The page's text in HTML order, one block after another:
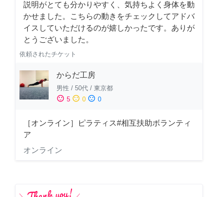
説明がとても分かりやすく、気持ちよく身体を動
かせました。こちらの動きをチェックしてアドバ
イスしていただけるのが嬉しかったです。ありが
とうございました。
依頼されたチケット
からだ工房
男性 / 50代 / 東京都
sentiment_satisfied 5 sentiment_neutral 0 sentiment_dissatisfied 0
［オンライン］ピラティス#相互扶助ボランティ
ア
オンライン